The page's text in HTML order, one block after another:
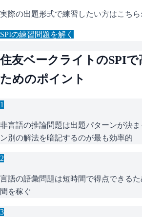
実際の出題形式で練習したい方はこちら:
SPIの練習問題を解く
住友ベークライト のSPIで
ためのポイント
1
非言語の推論問題は出題パターンが決
ン別の解法を暗記するのが最も効率的
2
言語の語彙問題は短時間で得点できる
間を稼ぐ
3